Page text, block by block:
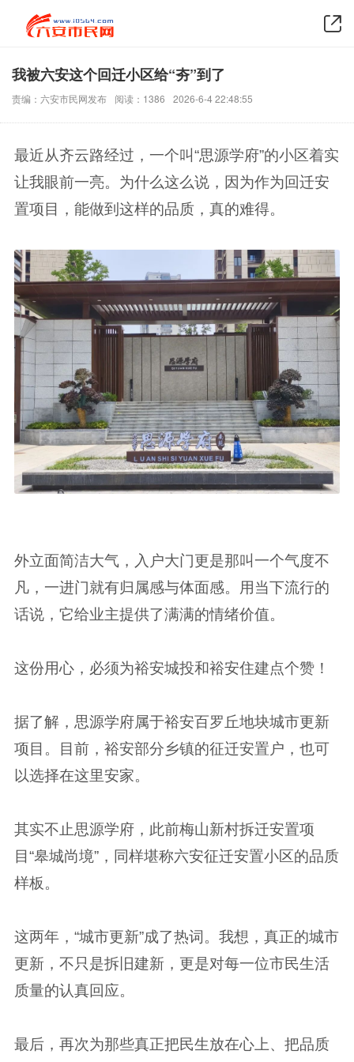
我被六安这个回迁小区给“夯”到了
责编：六安市民网发布 阅读：1386 2026-6-4 22:48:55
最近从齐云路经过，一个叫“思源学府”的小区着实
让我眼前一亮。为什么这么说，因为作为回迁安
置项目，能做到这样的品质，真的难得。
外立面简洁大气，入户大门更是那叫一个气度不
凡，一进门就有归属感与体面感。用当下流行的
话说，它给业主提供了满满的情绪价值。
这份用心，必须为裕安城投和裕安住建点个赞！
据了解，思源学府属于裕安百罗丘地块城市更新
项目。目前，裕安部分乡镇的征迁安置户，也可
以选择在这里安家。
其实不止思源学府，此前梅山新村拆迁安置项
目“皋城尚境”，同样堪称六安征迁安置小区的品质
样板。
这两年，“城市更新”成了热词。我想，真正的城市
更新，不只是拆旧建新，更是对每一位市民生活
质量的认真回应。
最后，再次为那些真正把民生放在心上、把品质